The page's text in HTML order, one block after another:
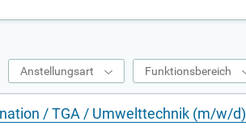
Anstellungsart Funktionsbereich
/ TGA / Umwelttechnik (m/w/d)